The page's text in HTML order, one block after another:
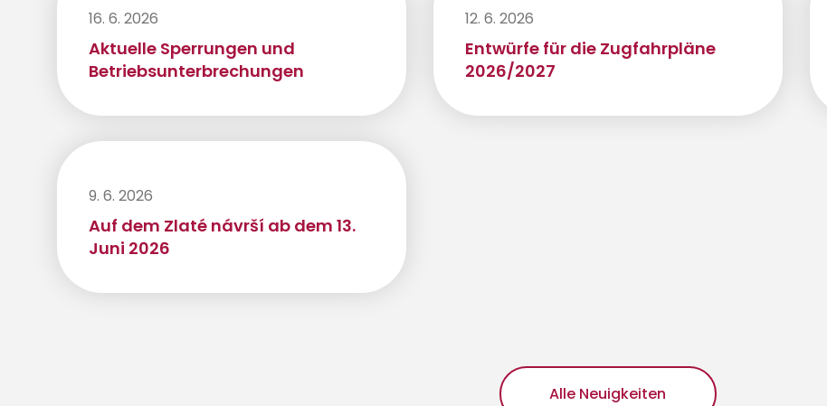
16. 6. 2026
Aktuelle Sperrungen und
Betriebsunterbrechungen
12. 6. 2026
Entwürfe für die Zugfahrpläne
2026/2027
9. 6. 2026
Auf dem Zlaté návrší ab dem 13.
Juni 2026
Alle Neuigkeiten